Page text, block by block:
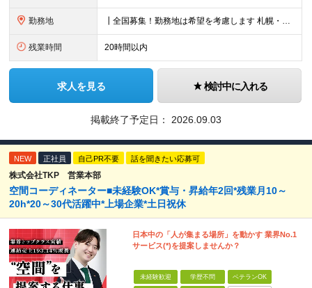
勤務地 ┃全国募集！勤務地は希望を考慮します 札幌・仙台・東京・横浜・静岡・名古屋・大阪・京都・広島・福岡 募集 ※上記のほか、全国に拠点あり ※キャリアアップやキャリアシフトに伴う転勤も一部ありますが、基
残業時間 20時間以内
求人を見る 検討中に入れる
掲載終了予定日： 2026.09.03
NEW 正社員 自己PR不要 話を聞きたい応募可
株式会社TKP 営業本部
空間コーディネーター■未経験OK*賞与・昇給年2回*残業月10～
20h*20～30代活躍中*上場企業*土日祝休
日本中の「人が集まる場所」を動かす 業界No.1
サービス(*)を提案しませんか？
未経験歓迎 学歴不問 ベテランOK